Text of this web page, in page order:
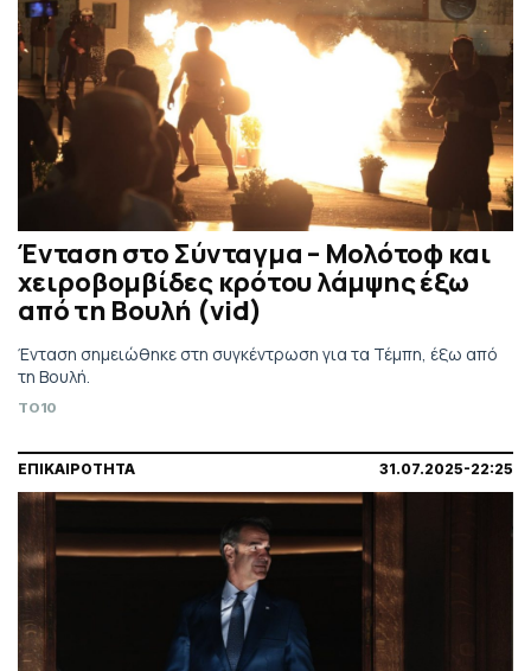
Ένταση στο Σύνταγμα – Μολότοφ και
χειροβομβίδες κρότου λάμψης έξω
από τη Βουλή (vid)
Ένταση σημειώθηκε στη συγκέντρωση για τα Τέμπη, έξω από
τη Βουλή.
TO10
ΕΠΙΚΑΙΡΟΤΗΤΑ 31.07.2025-22:25